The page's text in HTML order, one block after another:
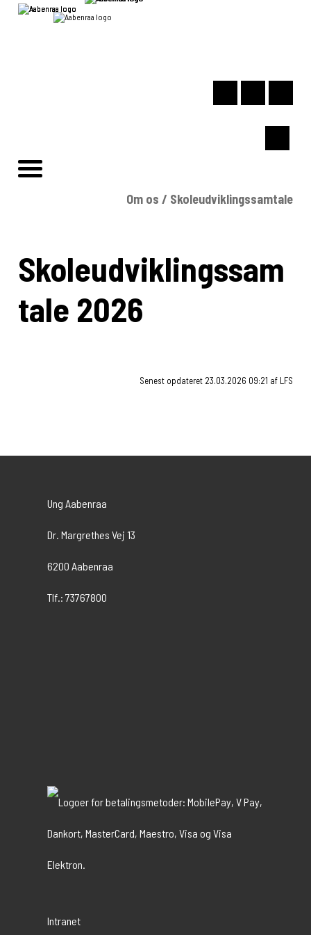
Om os / Skoleudviklingssamtale
Skoleudviklingssam
tale 2026
Senest opdateret 23.03.2026 09:21 af LFS
Ung Aabenraa
Dr. Margrethes Vej 13
6200 Aabenraa
Tlf.: 73767800
Intranet